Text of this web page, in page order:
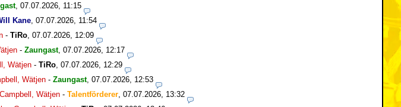
, 07.07.2026, 11:15
Kane 07.07.2026, 11:54
- TiRo 07.07.2026, 12:09
- Zaungast, 07.07.2026, 12:17
Wätjen - TiRo 07.07.2026, 12:29
Wätjen - Zaungast, 07.07.2026, 12:53
Wätjen - Talentförderer 07.07.2026, 13:32